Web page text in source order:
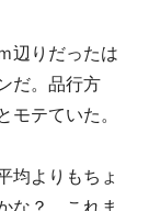
辺りだったは
だ。品行方
モテていた。
均よりもちょ
な？ これま